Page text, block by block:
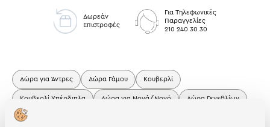
Δωρεάν
Επιστροφές
Για Τηλεφωνικές
Παραγγελίες
210 240 30 30
Δώρα για Άντρες Δώρα Γάμου Κουβερλί
Κουβερλί Υπέρδιπλα Δώρα για Νονά/Νονό Δώρα Γενεθλίων
Δώρα για Επίσκεψη